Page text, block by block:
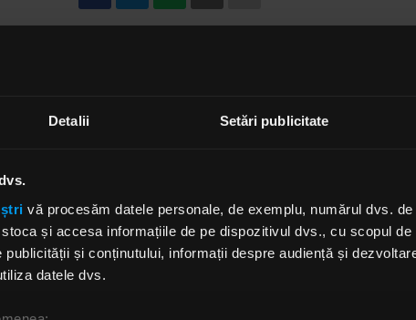
Detalii Setări publicitate
vă procesăm datele personale, de exemplu, numărul dvs.
și accesa informațiile de pe dispozitivul dvs., cu scopul
și conținutului, informații despre audiență și
datele dvs.